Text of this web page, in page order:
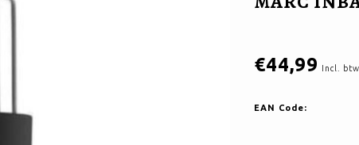
€44,99 Incl. btw
EAN Code: